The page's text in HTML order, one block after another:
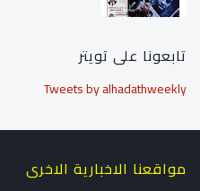
تابعونا على تويتر
Tweets by alhadathweekly
مواقعنا الاخبارية الاخرى